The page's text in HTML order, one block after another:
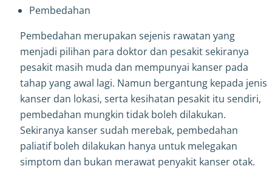
Pembedahan
Pembedahan merupakan sejenis rawatan yang
menjadi pilihan para doktor dan pesakit sekiranya
pesakit masih muda dan mempunyai kanser pada
tahap yang awal lagi. Namun bergantung kepada jenis
kanser dan lokasi, serta kesihatan pesakit itu sendiri,
pembedahan mungkin tidak boleh dilakukan.
Sekiranya kanser sudah merebak, pembedahan
paliatif boleh dilakukan hanya untuk melegakan
simptom dan bukan merawat penyakit kanser otak.